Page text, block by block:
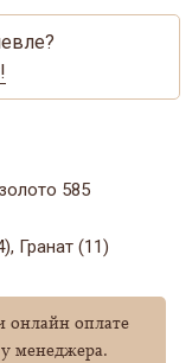
585
Гранат (11)
оплате
менеджера.